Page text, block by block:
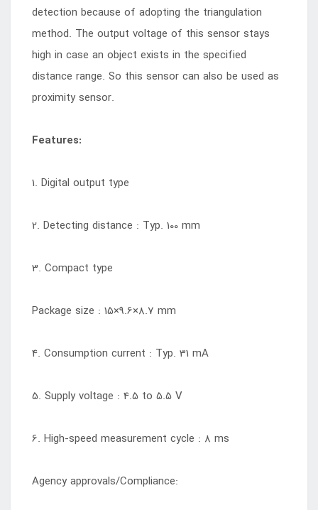
detection because of adopting the triangulation
method. The output voltage of this sensor stays
high in case an object exists in the specified
distance range. So this sensor can also be used as
proximity sensor.
Features:
1. Digital output type
2. Detecting distance : Typ. 100 mm
3. Compact type
Package size : 15×9.6×8.7 mm
4. Consumption current : Typ. 31 mA
5. Supply voltage : 4.5 to 5.5 V
6. High-speed measurement cycle : 8 ms
Agency approvals/Compliance: